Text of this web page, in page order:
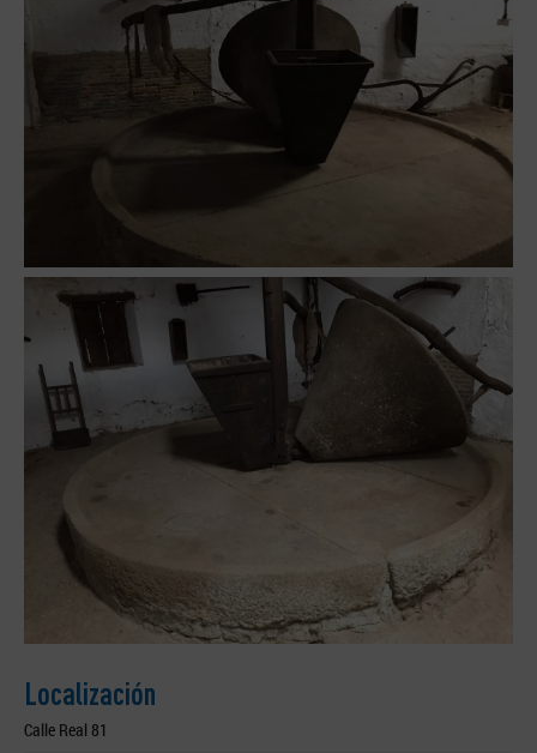
Localización
Calle Real 81